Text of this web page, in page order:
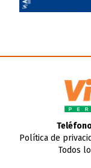
Política de
Todos